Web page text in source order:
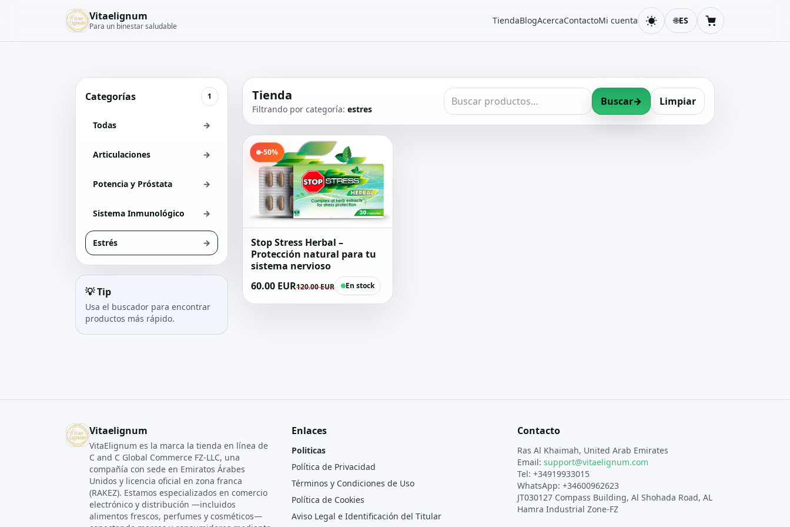
Vitaelignum
Para un binestar saludable
TiendaBlogAcercaContactoMi cuenta Cambiar tema
🌐ES Carrito
Categorías 1
Todas →
Articulaciones →
Potencia y Próstata →
Sistema Inmunológico →
Estrés →
💡 Tip
Usa el buscador para encontrar
productos más rápido.
Tienda
Filtrando por categoría: estres
Buscar→ Limpiar
-50%
Stop Stress Herbal –
Protección natural para tu
sistema nervioso
60.00 EUR120.00 EUR En stock
Vitaelignum
VitaElignum es la marca la tienda en línea de
C and C Global Commerce FZ‑LLC, una
compañía con sede en Emiratos Árabes
Unidos y licencia oficial en zona franca
(RAKEZ). Estamos especializados en comercio
electrónico y distribución —incluidos
alimentos frescos, perfumes y cosméticos—
Enlaces
Politicas
Política de Privacidad
Términos y Condiciones de Uso
Política de Cookies
Aviso Legal e Identificación del Titular
Contacto
Ras Al Khaimah, United Arab Emirates
Email: support@vitaelignum.com
Tel: +34919933015
WhatsApp: +34600962623
JT030127 Compass Building, Al Shohada Road, AL
Hamra Industrial Zone-FZ